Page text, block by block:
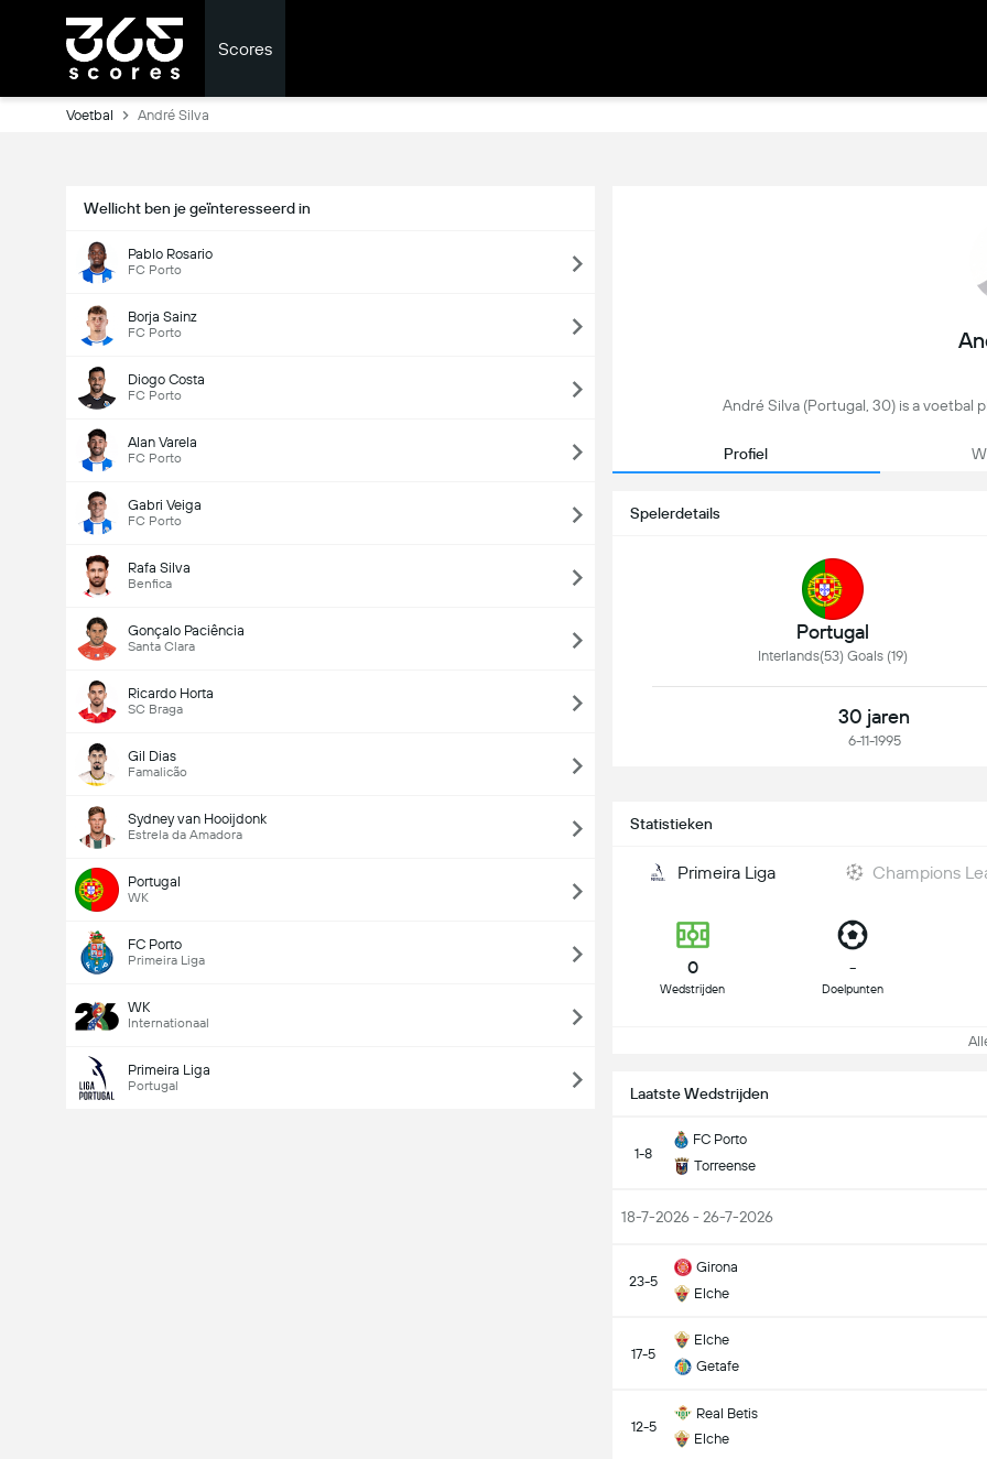
Scores
Voetbal André Silva
Wellicht ben je geïnteresseerd in
Pablo Rosario
FC Porto
Borja Sainz
FC Porto
Diogo Costa
FC Porto
Alan Varela
FC Porto
Gabri Veiga
FC Porto
Rafa Silva
Benfica
Gonçalo Paciência
Santa Clara
Ricardo Horta
SC Braga
Gil Dias
Famalicão
Sydney van Hooijdonk
Estrela da Amadora
Portugal
WK
FC Porto
Primeira Liga
WK
Internationaal
Primeira Liga
Portugal
André Silva (Portugal, 30) is a voetbal
Profiel
Spelerdetails
Portugal
Interlands(53) Goals (19)
30 jaren
6-11-1995
Statistieken
Primeira Liga Champions
0
Wedstrijden
-
Doelpunten
Laatste Wedstrijden
1-8
FC Porto
Torreense
18-7-2026 - 26-7-2026
23-5
Girona
Elche
17-5
Elche
Getafe
12-5
Real Betis
Elche